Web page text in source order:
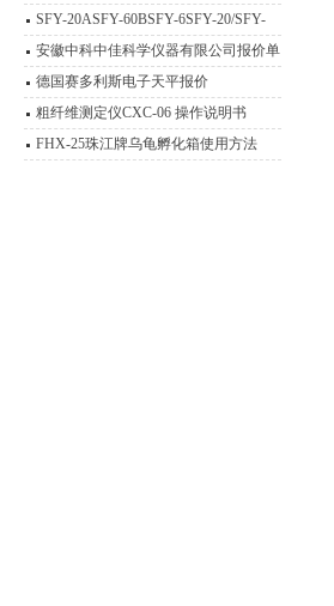
SFY-20ASFY-60BSFY-6SFY-20/SFY-
6/SFY-20A/SFY-60B/SFY-60A卤素快速
水分仪（深圳市冠亚电子科技有限公司
产品报价表2012年）
安徽中科中佳科学仪器有限公司报价单
德国赛多利斯电子天平报价
粗纤维测定仪CXC-06 操作说明书
FHX-25珠江牌乌龟孵化箱使用方法